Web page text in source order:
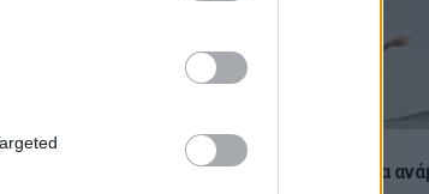
Πώς να αποφύγεις το σύγκαμα